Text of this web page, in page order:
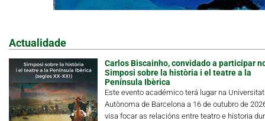
Actualidade
Carlos Biscainho, convidado a participar
Simposi sobre la història i el teatre a la
Península Ibèrica
Este evento académico terá lugar na Universitat
Autònoma de Barcelona a 16 de outubro de
visa focar as relacións entre teatro e historia